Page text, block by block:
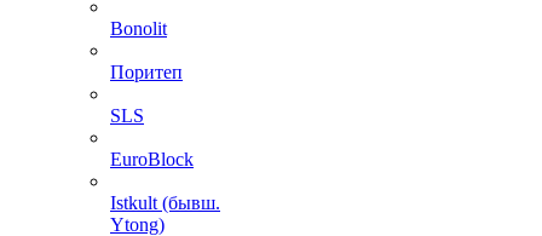
Bonolit
Поритеп
SLS
EuroBlock
Istkult (бывш.
Ytong)